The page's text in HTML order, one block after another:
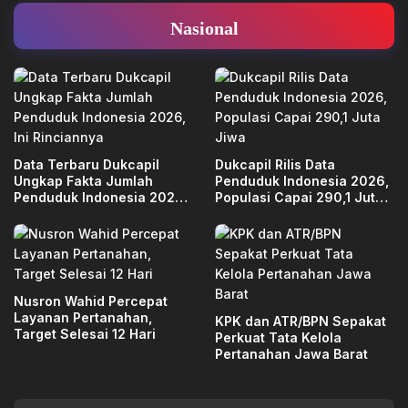
Nasional
Data Terbaru Dukcapil
Ungkap Fakta Jumlah
Penduduk Indonesia 2026,
Dukcapil Rilis Data
Penduduk Indonesia 2026,
Populasi Capai 290,1 Juta
Nusron Wahid Percepat
Layanan Pertanahan,
Target Selesai 12 Hari
KPK dan ATR/BPN Sepakat
Perkuat Tata Kelola
Pertanahan Jawa Barat